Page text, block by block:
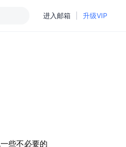
进入邮箱 升级VIP